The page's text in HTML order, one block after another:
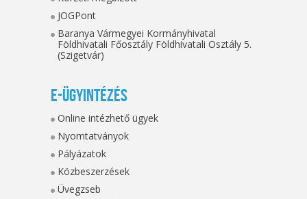
JOGPont
Baranya Vármegyei Kormányhivatal
Földhivatali Főosztály Földhivatali Osztály 5.
(Szigetvár)
E-ügyintézés
Online intézhető ügyek
Nyomtatványok
Pályázatok
Közbeszerzések
Üvegzseb